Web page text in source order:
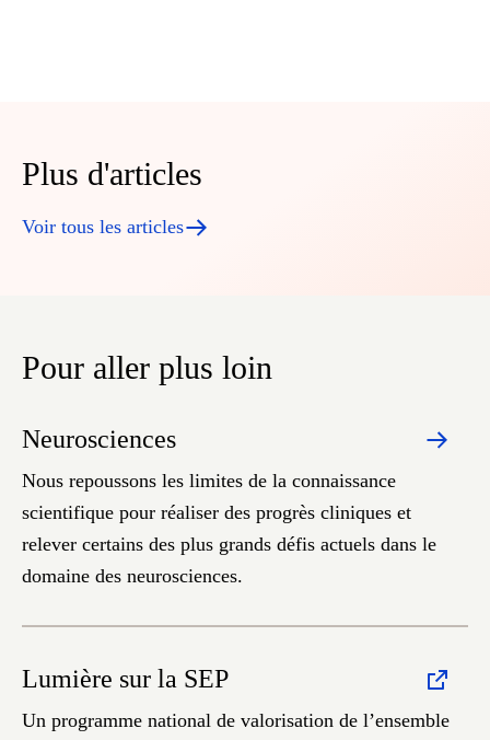
Plus d'articles
Voir tous les articles
Pour aller plus loin
Neurosciences
Nous repoussons les limites de la connaissance
scientifique pour réaliser des progrès cliniques et
relever certains des plus grands défis actuels dans le
domaine des neurosciences.
Lumière sur la SEP
Un programme national de valorisation de l’ensemble